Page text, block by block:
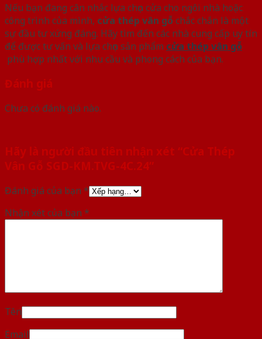
Nếu bạn đang cân nhắc lựa chọn cửa cho ngôi nhà hoặc
công trình của mình, cửa thép vân gỗ chắc chắn là một
sự đầu tư xứng đáng. Hãy tìm đến các nhà cung cấp uy tín
để được tư vấn và lựa chọn sản phẩm cửa thép vân gỗ
phù hợp nhất với nhu cầu và phong cách của bạn.
Đánh giá
Chưa có đánh giá nào.
Hãy là người đầu tiên nhận xét “Cửa Thép
Vân Gỗ SGD-KM.TVG-4C.24”
Đánh giá của bạn *
Nhận xét của bạn *
Tên
Email